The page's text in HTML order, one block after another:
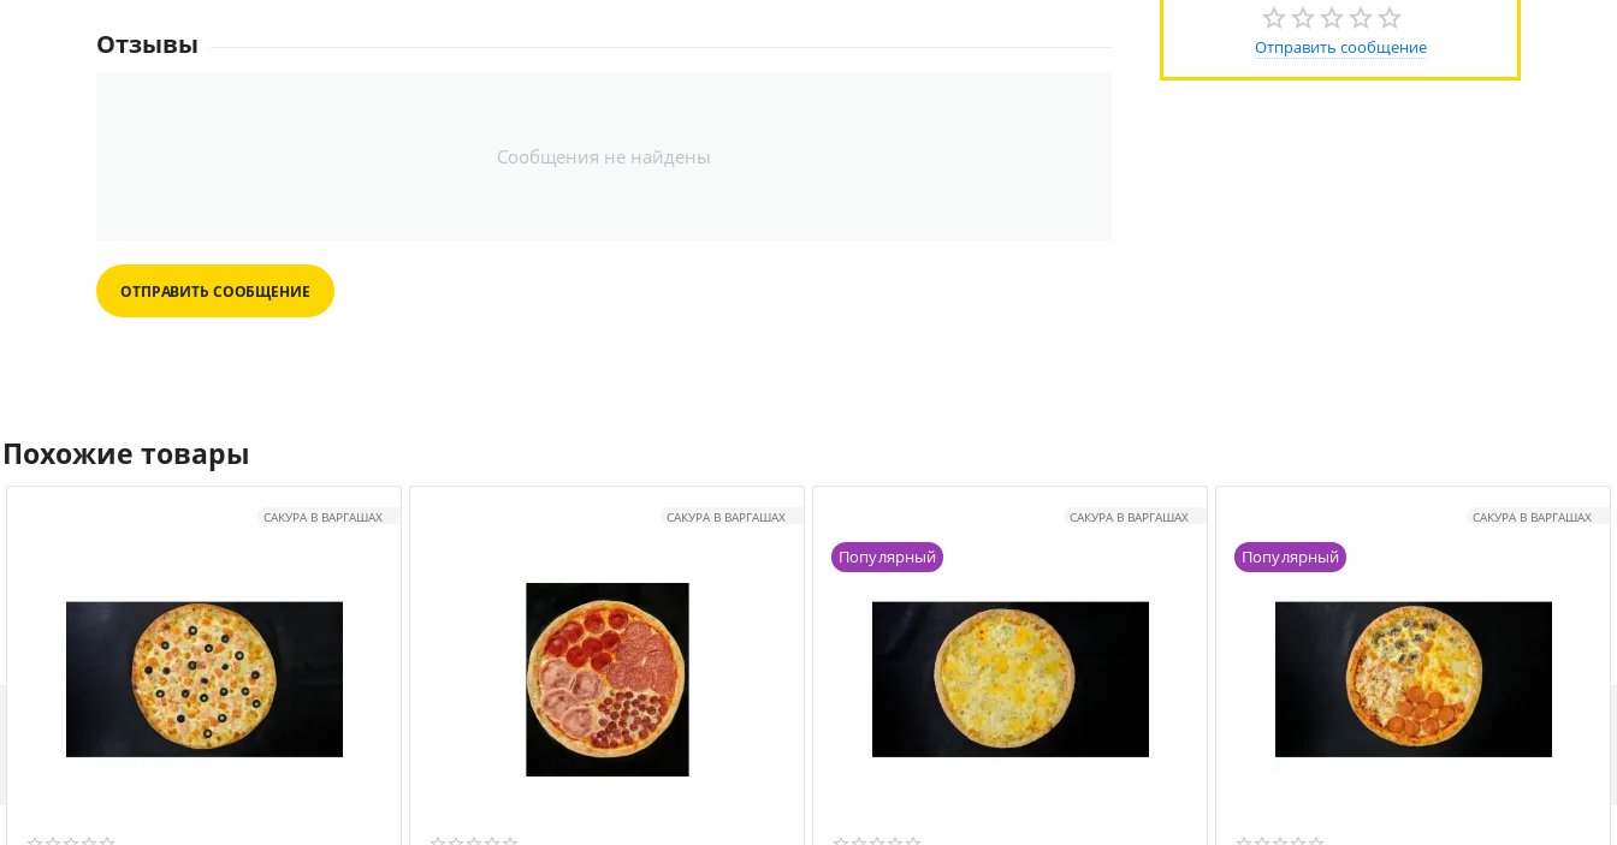
Отправить сообщение
Отзывы
Сообщения не найдены
ОТПРАВИТЬ СООБЩЕНИЕ
Похожие товары
САКУРА В ВАРГАШАХ САКУРА В ВАРГАШАХ САКУРА В ВАРГАШАХ
Популярный
САКУРА В ВАРГАШАХ
Популярный